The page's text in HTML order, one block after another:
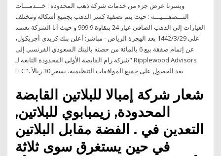
ويسرنا عرض جزء من خدمات شركة ذهب المحدوده : خـــدمـــات
التـــصفـــيـــه : حيث يتم تصفية كسر الذهب بجميع أشكاله ومختلف
العيارات إلى الذهب الصافي عيار 24 بنقاوة 999.9 و حيث أنا الشركة تعتمد
على 29‏‏/3‏‏/1442 بعد الهجرة الرياض - مباشر: أعلن بنك كريدي أجريكول،
عن إتمام صفقة بيع 6 بالمائة من حصته بالبنك السعودي الفرنسي إلى
شركة رام القابضة الأولى المحدودة التابعة لـ" Ripplewood Advisors
LLC"، بعد الحصول على جميع الموافقات التنظيمية، بسعر 30 ريالاً
شعار شركة إمبالا للبلاتين القابضة
المحدودة, زيمبابوي للبلاتين,
التعدين في . الفضة مقابل البلاتين
في حين يستغرق سوى ثلاثة